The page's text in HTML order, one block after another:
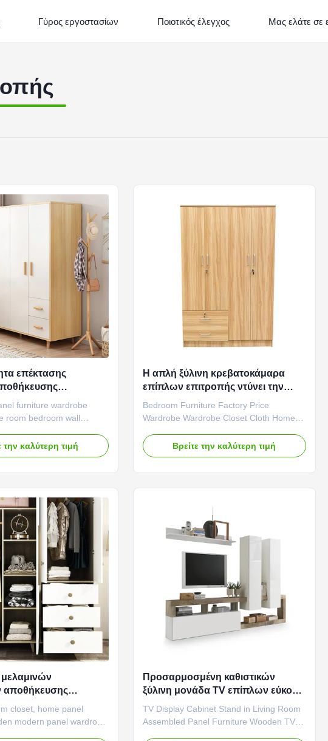
Γύρος εργοστασίων Ποιοτικός έλεγχος Μας ελάτε σε
επέκτασης
furniture wardrobe
room bedroom wall
Wall wardrobes are
that utilize wall space,
την καλύτερη τιμή
Η απλή ξύλινη κρεβατοκάμαρα
επίπλων επιτροπής ντύνει την
ντουλάπα που προσαρμόζεται
Bedroom Furniture Factory Price
Wardrobe Wardrobe Closet Cloth Home
Flexible combination: Our combination
wardrobe consists of multiple modules,
Βρείτε την καλύτερη τιμή
αποθήκευσης
ξύλινη
closet, home panel
modern panel wardrobe
Προσαρμοσμένη καθιστικών
ξύλινη μονάδα TV επίπλων εύκολη
συγκεντρωμένη ξύλινη με την
αποθήκευση
TV Display Cabinet Stand in Living Room
Assembled Panel Furniture Wooden TV